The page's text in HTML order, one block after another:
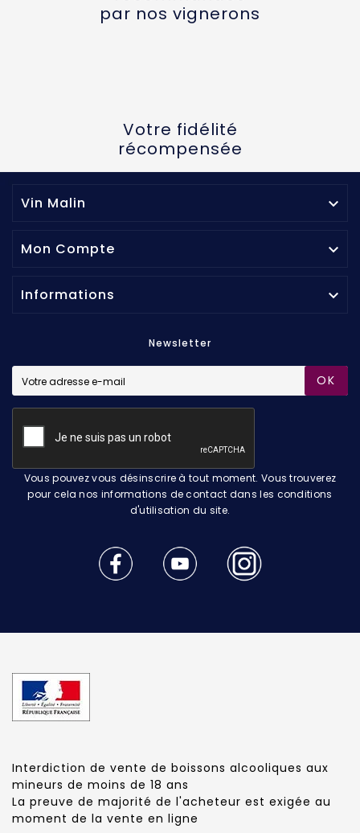
par nos vignerons
Votre fidélité
récompensée
Vin Malin 
Mon Compte 
Informations 
Newsletter
OK
Vous pouvez vous désinscrire à tout moment. Vous trouverez
pour cela nos informations de contact dans les conditions
d'utilisation du site.
Interdiction de vente de boissons alcooliques aux
mineurs de moins de 18 ans
La preuve de majorité de l'acheteur est exigée au
moment de la vente en ligne